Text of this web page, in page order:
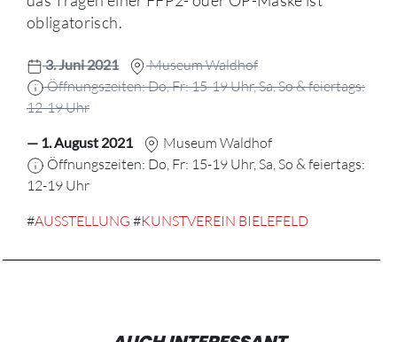
obligatorisch.
3. Juni 2021
Museum Waldhof
Öffnungszeiten: Do, Fr: 15-19 Uhr, Sa, So & feiertags:
12-19 Uhr
— 1. August 2021
Museum Waldhof
Öffnungszeiten: Do, Fr: 15-19 Uhr, Sa, So & feiertags:
12-19 Uhr
#AUSSTELLUNG #KUNSTVEREIN BIELEFELD